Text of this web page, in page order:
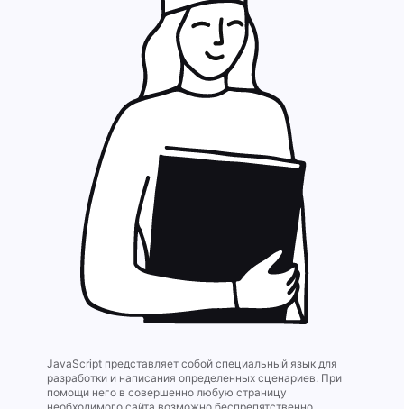
JavaScript представляет собой специальный язык для
разработки и написания определенных сценариев. При
помощи него в совершенно любую страницу